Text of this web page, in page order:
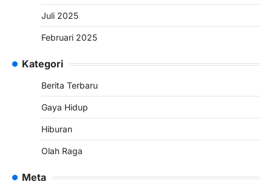
Juli 2025
Februari 2025
Kategori
Berita Terbaru
Gaya Hidup
Hiburan
Olah Raga
Meta